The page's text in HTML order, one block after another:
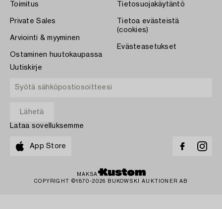
Toimitus
Private Sales
Arviointi & myyminen
Ostaminen huutokaupassa
Tietosuojakäytäntö
Tietoa evästeistä
(cookies)
Evästeasetukset
Uutiskirje
Lataa sovelluksemme
App Store
MAKSA
COPYRIGHT ©1870-2026 BUKOWSKI AUKTIONER AB